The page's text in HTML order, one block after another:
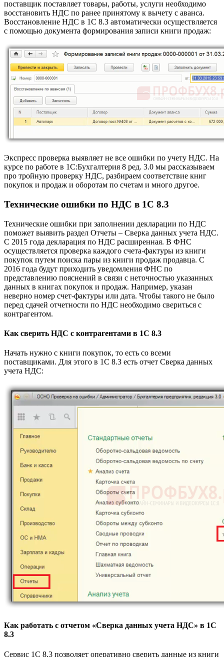
поставщик поставляет товары, работы, услуги необходимо
восстановить НДС по ранее принятому к вычету с аванса.
Восстановление НДС в 1С 8.3 автоматически осуществляется
с помощью документа формирования записи книги продаж:
Экспресс проверка выявляет не все ошибки по учету НДС. На
курсе по работе в 1С:Бухгалтерия 8 ред. 3.0 мы рассказываем
про тройную проверку НДС, разбираем соответствие книг
покупок и продаж и оборотам по счетам и много другое.
Технические ошибки по НДС в 1С 8.3
Технические ошибки при заполнении декларации по НДС
поможет выявить раздел Отчеты – Сверка данных учета НДС.
С 2015 года декларация по НДС расширенная. В ФНС
осуществляется проверка каждого счета-фактуры из книги
покупок путем поиска пары из книги продаж продавца. С
2016 года будут приходить уведомления ФНС по
представлению пояснений в связи с неточностью указанных
данных в книгах покупок и продаж. Например, указан
неверно номер счет-фактуры или дата. Чтобы такого не было
перед сдачей отчетности по НДС необходимо свериться с
контрагентом.
Как сверить НДС с контрагентами в 1С 8.3
Начать нужно с книги покупок, то есть со всеми
поставщиками. Для этого в 1С 8.3 есть отчет Сверка данных
учета НДС:
Как работать с отчетом «Сверка данных учета НДС» в 1С
8.3
Сервис 1С 8.3 позволяет оперативно сверить данные из книги